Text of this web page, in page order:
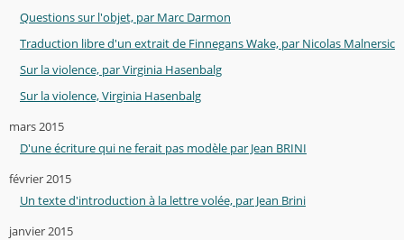
Questions sur l'objet, par Marc Darmon
Traduction libre d'un extrait de Finnegans Wake, par Nicolas Malnersic
Sur la violence, par Virginia Hasenbalg
Sur la violence, Virginia Hasenbalg
mars 2015
D'une écriture qui ne ferait pas modèle par Jean BRINI
février 2015
Un texte d'introduction à la lettre volée, par Jean Brini
janvier 2015